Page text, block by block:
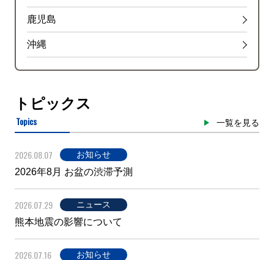
鹿児島
沖縄
トピックス
Topics 一覧を見る
2026.08.07 お知らせ
2026年8月 お盆の渋滞予測
2026.07.29 ニュース
熊本地震の影響について
2026.07.16 お知らせ